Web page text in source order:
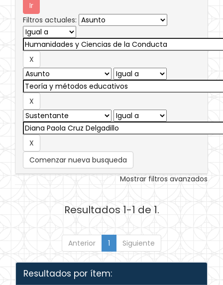
Filtros actuales:
Comenzar nueva busqueda
Mostrar filtros avanzados
Resultados 1-1 de 1.
Anterior 1 Siguiente
Resultados por ítem: